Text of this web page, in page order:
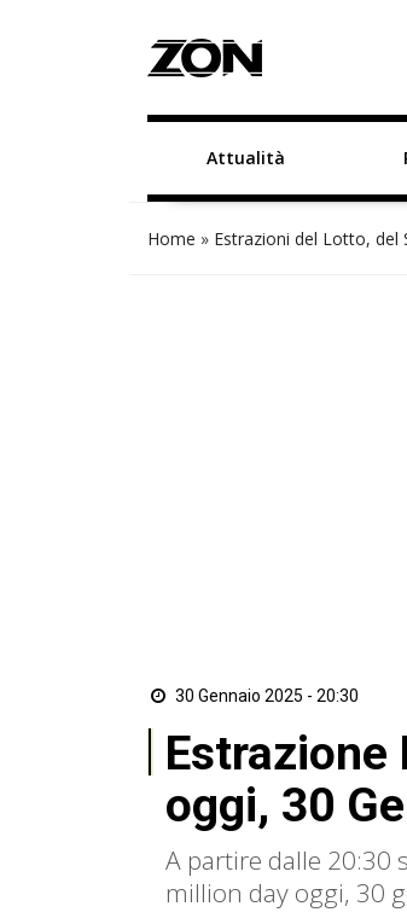
Attualità
Home » Estrazioni del Lotto, del
30 Gennaio 2025 - 20:30
Estrazione
oggi, 30
A partire dalle 20:30
million day oggi, 30